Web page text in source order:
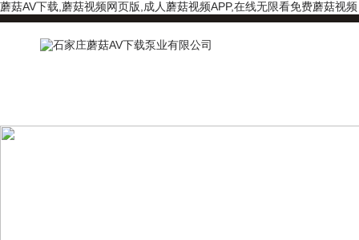
蘑菇AV下载,蘑菇视频网页版,成人蘑菇视频APP,在线无限看免费蘑菇视频